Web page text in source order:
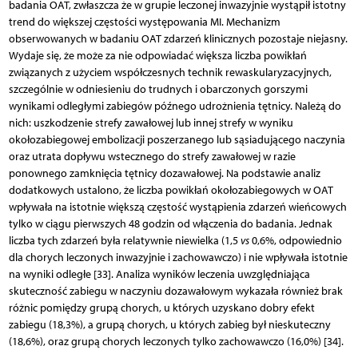
badania OAT, zwłaszcza że w grupie leczonej inwazyjnie wystąpił istotny
trend do większej częstości występowania MI. Mechanizm
obserwowanych w badaniu OAT zdarzeń klinicznych pozostaje niejasny.
Wydaje się, że może za nie odpowiadać większa liczba powikłań
związanych z użyciem współczesnych technik rewaskularyzacyjnych,
szczególnie w odniesieniu do trudnych i obarczonych gorszymi
wynikami odległymi zabiegów późnego udrożnienia tętnicy. Należą do
nich: uszkodzenie strefy zawałowej lub innej strefy w wyniku
okołozabiegowej embolizacji poszerzanego lub sąsiadującego naczynia
oraz utrata dopływu wstecznego do strefy zawałowej w razie
ponownego zamknięcia tętnicy dozawałowej. Na podstawie analiz
dodatkowych ustalono, że liczba powikłań okołozabiegowych w OAT
wpływała na istotnie większą częstość wystąpienia zdarzeń wieńcowych
tylko w ciągu pierwszych 48 godzin od włączenia do badania. Jednak
liczba tych zdarzeń była relatywnie niewielka (1,5vs0,6%, odpowiednio
dla chorych leczonych inwazyjnie i zachowawczo) i nie wpływała istotnie
na wyniki odległe [33]. Analiza wyników leczenia uwzględniająca
skuteczność zabiegu w naczyniu dozawałowym wykazała również brak
różnic pomiędzy grupą chorych, u których uzyskano dobry efekt
zabiegu (18,3%), a grupą chorych, u których zabieg był nieskuteczny
(18,6%), oraz grupą chorych leczonych tylko zachowawczo (16,0%) [34].